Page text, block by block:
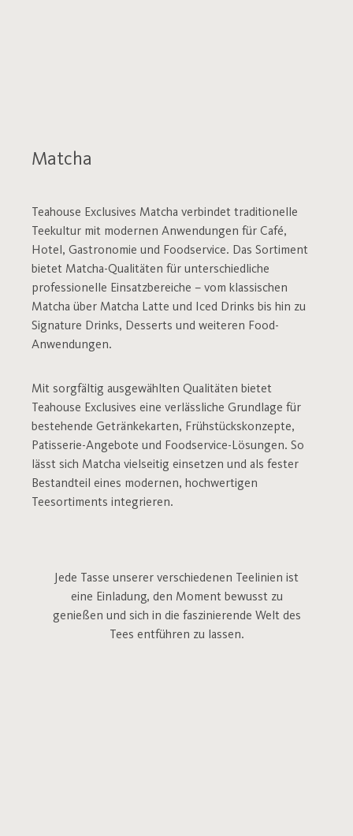
Matcha
Teahouse Exclusives Matcha verbindet traditionelle
Teekultur mit modernen Anwendungen für Café,
Hotel, Gastronomie und Foodservice. Das Sortiment
bietet Matcha-Qualitäten für unterschiedliche
professionelle Einsatzbereiche – vom klassischen
Matcha über Matcha Latte und Iced Drinks bis hin zu
Signature Drinks, Desserts und weiteren Food-
Anwendungen.
Mit sorgfältig ausgewählten Qualitäten bietet
Teahouse Exclusives eine verlässliche Grundlage für
bestehende Getränkekarten, Frühstückskonzepte,
Patisserie-Angebote und Foodservice-Lösungen. So
lässt sich Matcha vielseitig einsetzen und als fester
Bestandteil eines modernen, hochwertigen
Teesortiments integrieren.
Jede Tasse unserer verschiedenen Teelinien ist
eine Einladung, den Moment bewusst zu
genießen und sich in die faszinierende Welt des
Tees entführen zu lassen.